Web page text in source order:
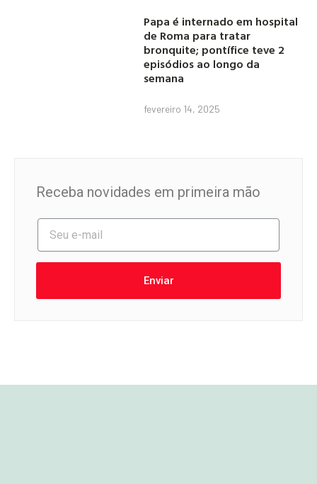
Papa é internado em hospital
de Roma para tratar
bronquite; pontífice teve 2
episódios ao longo da
semana
fevereiro 14, 2025
Receba novidades em primeira mão
Enviar